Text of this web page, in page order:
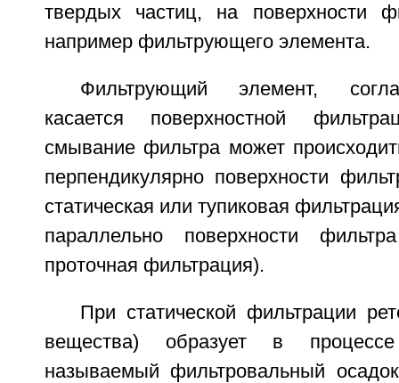
твердых частиц, на поверхности
например фильтрующего элемента.
Фильтрующий элемент,
касается поверхностной
смывание фильтра может
перпендикулярно поверхности
статическая или тупиковая
параллельно поверхности
проточная фильтрация).
При статической фильтрации
вещества) образует в
называемый фильтровальный